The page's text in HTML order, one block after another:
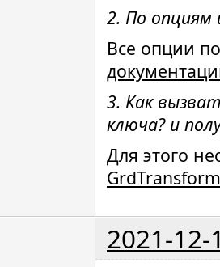
2. По
Все опции
3. Как
ключа? и
Для этого
GrdTransform
2021-12-